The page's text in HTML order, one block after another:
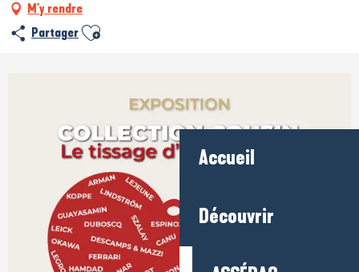
Accueil
Découvrir
M'y rendre
Partager Ajouter aux favoris